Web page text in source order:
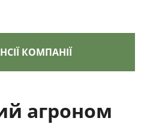
КОМПАНІЇ
агроном